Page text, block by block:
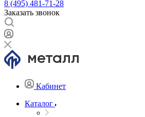
8 (495) 481-71-28
Заказать звонок
Кабинет
Каталог